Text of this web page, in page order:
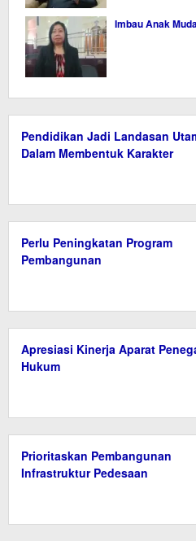
Imbau Anak
Pendidikan Jadi Landasan
Dalam Membentuk Karakter
Perlu Peningkatan Program
Pembangunan
Apresiasi Kinerja Aparat
Hukum
Prioritaskan Pembangunan
Infrastruktur Pedesaan